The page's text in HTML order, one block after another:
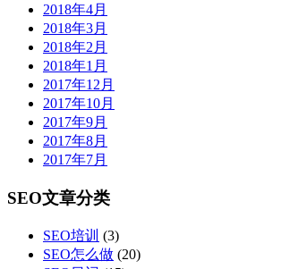
2018年4月
2018年3月
2018年2月
2018年1月
2017年12月
2017年10月
2017年9月
2017年8月
2017年7月
SEO文章分类
SEO培训 (3)
SEO怎么做 (20)